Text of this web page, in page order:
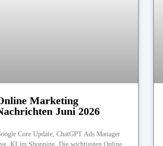
Marketing
Juni 2026
Core Update, ChatGPT Ads Manager
KI im Shopping. Die wichtigsten Online